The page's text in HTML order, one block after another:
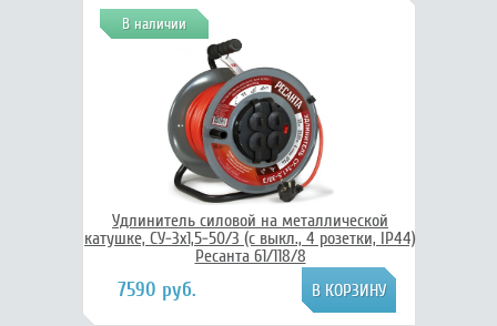
В наличии
Удлинитель силовой на металлической
катушке, СУ-3х1,5-50/3 (с выкл., 4 розетки, IP44)
Ресанта 61/118/8
7590 руб.